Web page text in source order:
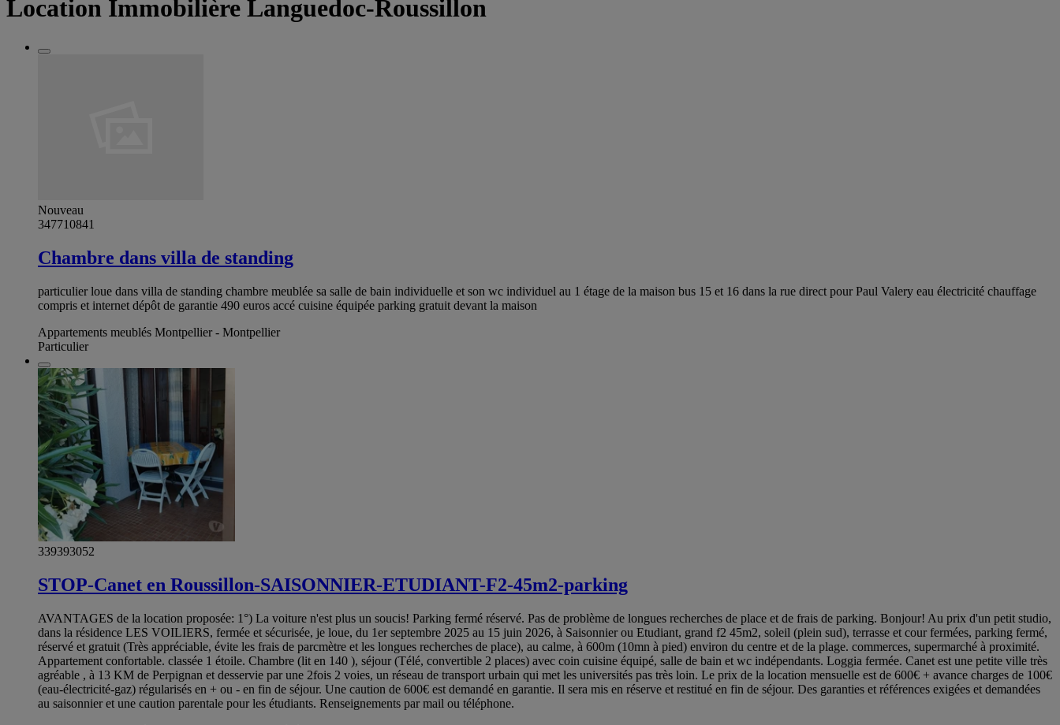
Location Immobilière Languedoc-Roussillon
Nouveau
347710841
Chambre dans villa de standing
particulier loue dans villa de standing chambre meublée sa salle de bain individuelle et son wc individuel au 1 étage de la maison bus 15 et 16 dans la rue direct pour Paul Valery eau électricité chauffage
compris et internet dépôt de garantie 490 euros accé cuisine équipée parking gratuit devant la maison
Appartements meublés Montpellier - Montpellier
Particulier
339393052
STOP-Canet en Roussillon-SAISONNIER-ETUDIANT-F2-45m2-parking
AVANTAGES de la location proposée: 1°) La voiture n'est plus un soucis! Parking fermé réservé. Pas de problème de longues recherches de place et de frais de parking. Bonjour! Au prix d'un petit studio,
dans la résidence LES VOILIERS, fermée et sécurisée, je loue, du 1er septembre 2025 au 15 juin 2026, à Saisonnier ou Etudiant, grand f2 45m2, soleil (plein sud), terrasse et cour fermées, parking fermé,
réservé et gratuit (Très appréciable, évite les frais de parcmètre et les longues recherches de place), au calme, à 600m (10mn à pied) environ du centre et de la plage. commerces, supermarché à proximité.
Appartement confortable. classée 1 étoile. Chambre (lit en 140 ), séjour (Télé, convertible 2 places) avec coin cuisine équipé, salle de bain et wc indépendants. Loggia fermée. Canet est une petite ville très
agréable , à 13 KM de Perpignan et desservie par une 2fois 2 voies, un réseau de transport urbain qui met les universités pas très loin. Le prix de la location mensuelle est de 600€ + avance charges de 100€
(eau-électricité-gaz) régularisés en + ou - en fin de séjour. Une caution de 600€ est demandé en garantie. Il sera mis en réserve et restitué en fin de séjour. Des garanties et références exigées et demandées
au saisonnier et une caution parentale pour les étudiants. Renseignements par mail ou téléphone.